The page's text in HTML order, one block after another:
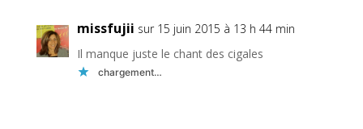
missfujii sur 15 juin 2015 à 13 h 44 min
Il manque juste le chant des cigales
chargement…